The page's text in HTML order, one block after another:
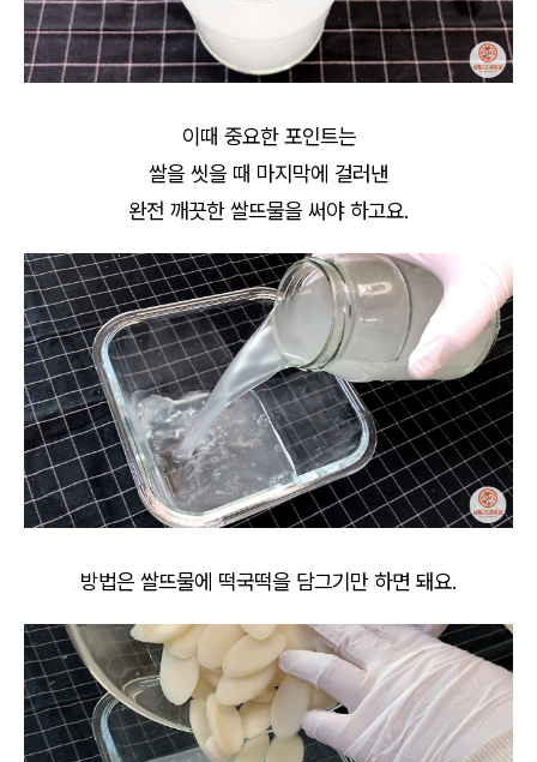
이때 중요한 포인트는
쌀을 씻을 때 마지막에 걸러낸
완전 깨끗한 쌀뜨물을 써야 하고요.
방법은 쌀뜨물에 떡국떡을 담그기만 하면 돼요.